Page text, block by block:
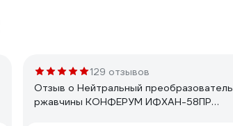
129 отзывов
Отзыв о Нейтральный преобразователь
ржавчины КОНФЕРУМ ИФХАН-58ПР